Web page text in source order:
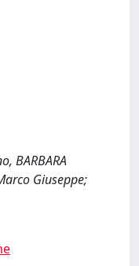
BARBARA
Giuseppe;